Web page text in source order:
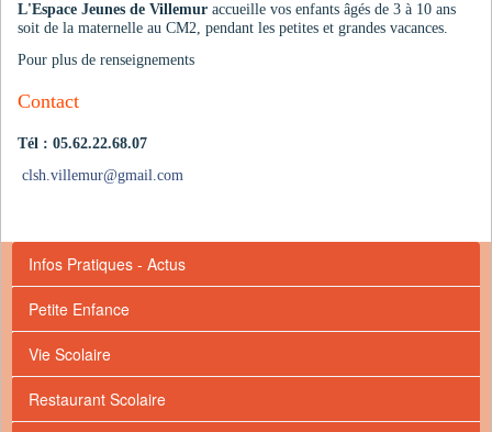
L'Espace Jeunes de Villemur accueille vos enfants âgés de 3 à 10 ans
soit de la maternelle au CM2, pendant les petites et grandes vacances.
Pour plus de renseignements
Contact
Tél : 05.62.22.68.07
clsh.villemur@gmail.com
Infos Pratiques - Actus
Petite Enfance
Vie Scolaire
Restaurant Scolaire